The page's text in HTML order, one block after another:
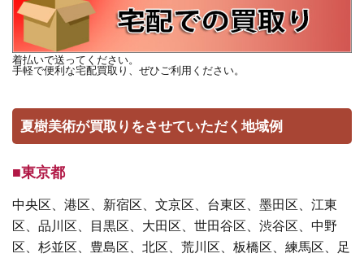
着払いで送ってください。
手軽で便利な宅配買取り、ぜひご利用ください。
夏樹美術が買取りをさせていただく地域例
■東京都
中央区、港区、新宿区、文京区、台東区、墨田区、江東
区、品川区、目黒区、大田区、世田谷区、渋谷区、中野
区、杉並区、豊島区、北区、荒川区、板橋区、練馬区、足